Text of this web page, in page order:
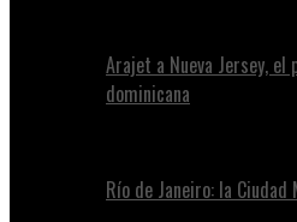
Arajet a Nueva Jersey,
dominicana
Río de Janeiro: la Ciudad